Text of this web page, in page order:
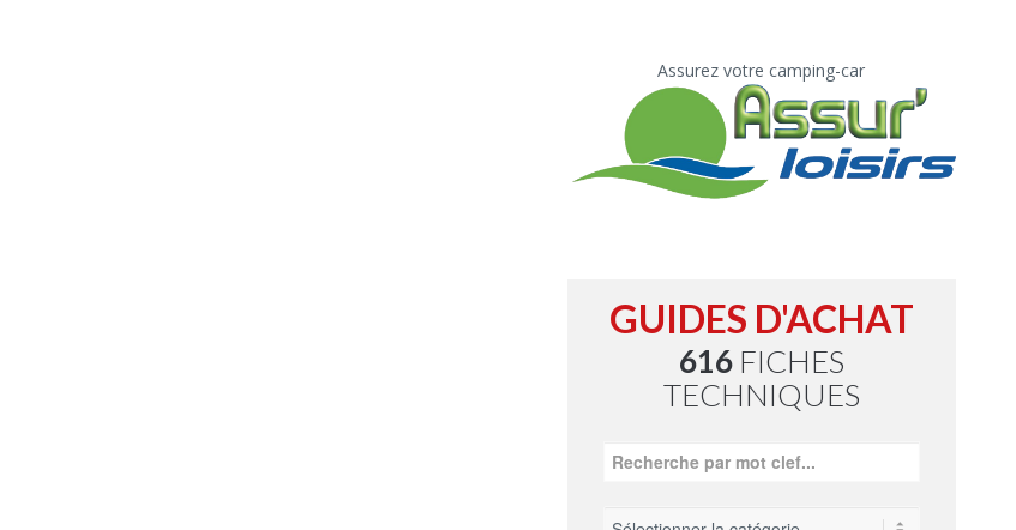
Assurez votre camping-car
GUIDES D'ACHAT
616FICHES
TECHNIQUES